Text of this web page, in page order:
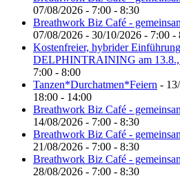
07/08/2026 - 7:00 - 8:30
Breathwork Biz Café -
07/08/2026 - 30/10/2026 - 7:00 -
Kostenfreier, hybrider
DELPHINTRAINING am
7:00 - 8:00
Tanzen*Durchatmen*Feiern -
18:00 - 14:00
Breathwork Biz Café -
14/08/2026 - 7:00 - 8:30
Breathwork Biz Café -
21/08/2026 - 7:00 - 8:30
Breathwork Biz Café -
28/08/2026 - 7:00 - 8:30